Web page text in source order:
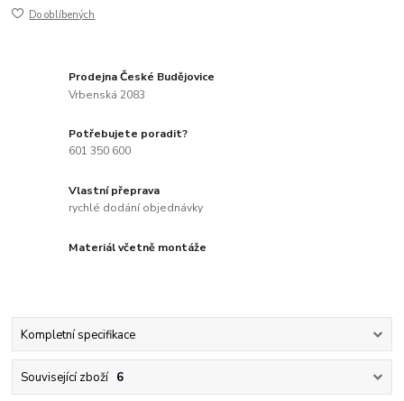
Do oblíbených
Prodejna České Budějovice
Vrbenská 2083
Potřebujete poradit?
601 350 600
Vlastní přeprava
rychlé dodání objednávky
Materiál včetně montáže
Kompletní specifikace
Související zboží 6